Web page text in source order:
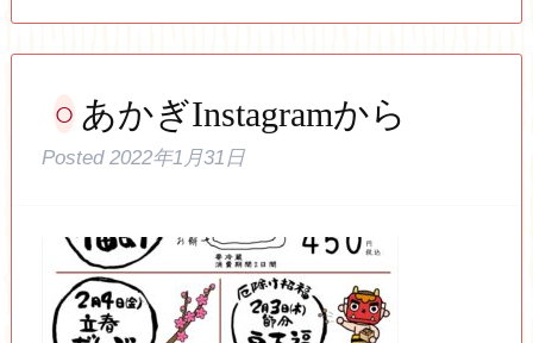
あかぎInstagramから
Posted2022年1月31日